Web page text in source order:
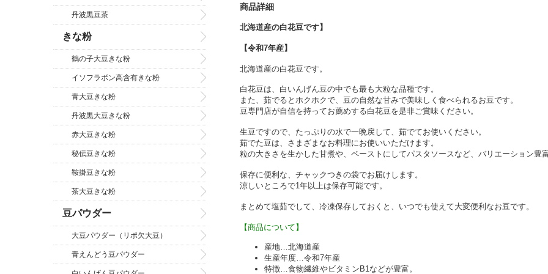
商品詳細
北海道産の白花豆です】
【令和7年産】
北海道産の白花豆です。
白花豆は、白いんげん豆の中でも最も大粒な品種です。
また、茹でるとホクホクで、豆の自然な甘みで美味しく食べられるお豆です。
豆専門店が自信を持ってお薦めする白花豆を是非ご賞味ください。
生豆ですので、たっぷりの水で一晩戻して、茹でてお使いください。
茹でた豆は、さまざまなお料理にお使いいただけます。
粒の大きさを生かした甘煮や、ペーストにしてパスタソースなど、バリエーション豊
保存に便利な、チャックつきの袋でお届けします。
涼しいところで1年以上は保存可能です。
まとめて塩茹でして、冷凍保存しておくと、いつでも使えて大変便利なお豆です。
【商品について】
産地…北海道産
生産年度…令和7年産
特徴…食物繊維やビタミンB1などが豊富。
丹波黒豆茶
きな粉
鶴の子大豆きな粉
イソフラボン高含有きな粉
青大豆きな粉
丹波黒大豆きな粉
赤大豆きな粉
秘伝豆きな粉
鞍掛豆きな粉
茶大豆きな粉
豆パウダー
大豆パウダー（リポ欠大豆）
青えんどう豆パウダー